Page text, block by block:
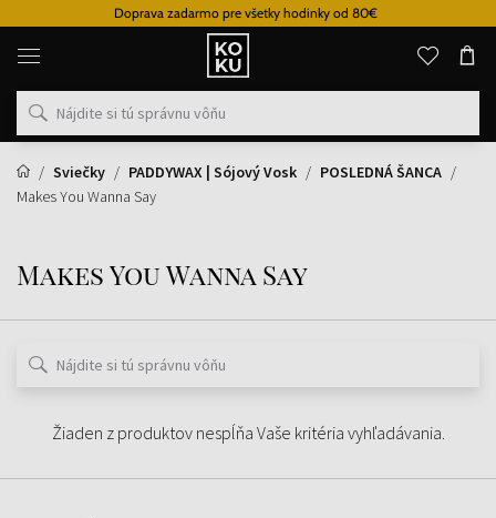
Doprava zadarmo pre všetky hodinky od 80€
Originálne
parfémy
hodinky
na
mieste
Sviečky
PADDYWAX | Sójový Vosk
POSLEDNÁ ŠANCA
Makes You Wanna Say
Makes You Wanna Say
Žiaden z produktov nespĺňa Vaše kritéria vyhľadávania.